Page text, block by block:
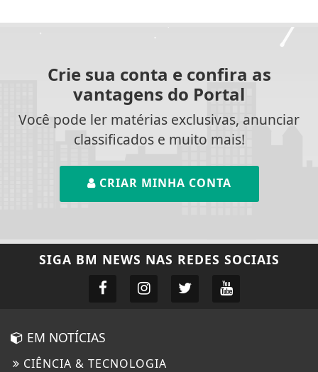
Crie sua conta e confira as
vantagens do Portal
Você pode ler matérias exclusivas, anunciar
classificados e muito mais!
CRIAR MINHA CONTA
SIGA BM NEWS NAS REDES SOCIAIS
EM NOTÍCIAS
CIÊNCIA & TECNOLOGIA